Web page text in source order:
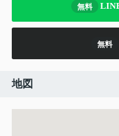
無料
無料
地図